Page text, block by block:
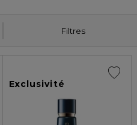
Filtres
Exclusivité